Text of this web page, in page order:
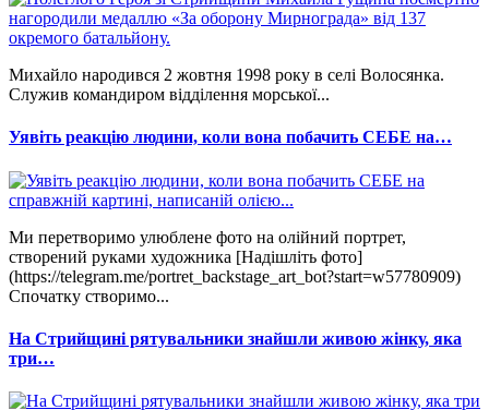
Михайло народився 2 жовтня 1998 року в селі Волосянка.
Служив командиром відділення морської...
Уявіть реакцію людини, коли вона побачить СЕБЕ на…
Ми перетворимо улюблене фото на олійний портрет,
створений руками художника [Надішліть фото]
(https://telegram.me/portret_backstage_art_bot?start=w57780909)
Спочатку створимо...
На Стрийщині рятувальники знайшли живою жінку, яка
три…